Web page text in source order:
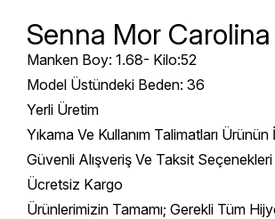
Senna Mor
Manken Boy: 1.68- Kilo:52
Model Üstündeki Beden: 36
Yerli Üretim
Yıkama Ve Kullanım Talimatları
Güvenli Alışveriş Ve Taksit Seçenekleri
Ücretsiz Kargo
Ürünlerimizin Tamamı; Gerekli Tüm